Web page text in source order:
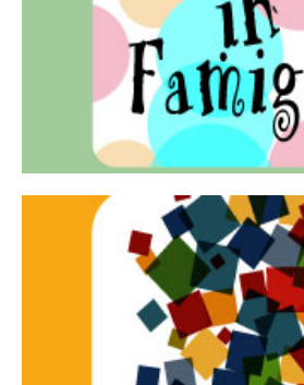
Teatro in
Teatro In Famiglia è una rassegna
per far condividere e godere del
famiglia.
Tracce Dinamiche è una
d’innovazione e
Continua